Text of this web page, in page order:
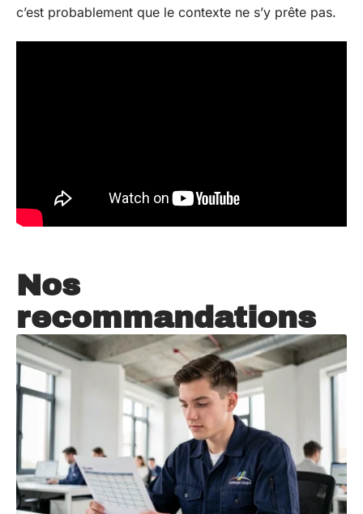
c’est probablement que le contexte ne s’y prête pas.
Nos
recommandations